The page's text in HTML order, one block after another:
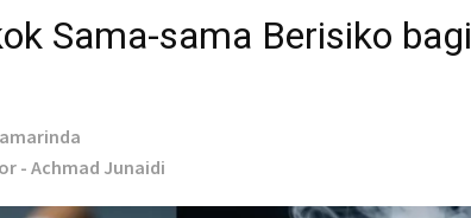
Sama-sama Berisiko bagi
- Achmad Junaidi